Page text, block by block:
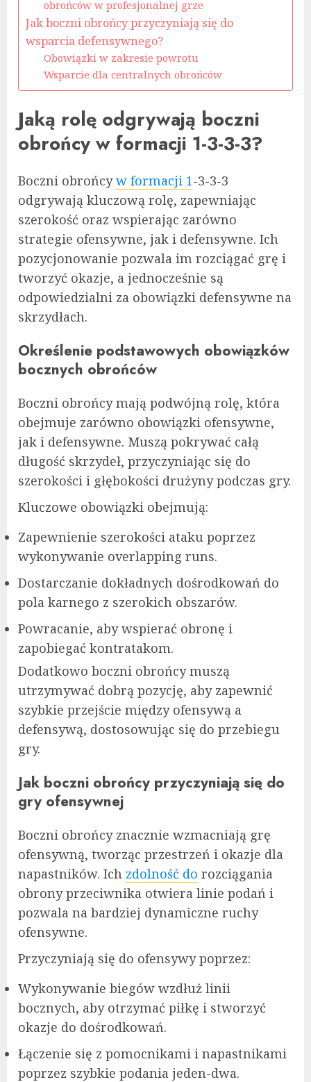
obrońców w profesjonalnej grze
Jak boczni obrońcy przyczyniają się do
wsparcia defensywnego?
Obowiązki w zakresie powrotu
Wsparcie dla centralnych obrońców
Jaką rolę odgrywają boczni
obrońcy w formacji 1-3-3-3?
Boczni obrońcyw formacji 1-3-3-3
odgrywają kluczową rolę, zapewniając
szerokość oraz wspierając zarówno
strategie ofensywne, jak i defensywne. Ich
pozycjonowanie pozwala im rozciągać grę i
tworzyć okazje, a jednocześnie są
odpowiedzialni za obowiązki defensywne na
skrzydłach.
Określenie podstawowych obowiązków
bocznych obrońców
Boczni obrońcy mają podwójną rolę, która
obejmuje zarówno obowiązki ofensywne,
jak i defensywne. Muszą pokrywać całą
długość skrzydeł, przyczyniając się do
szerokości i głębokości drużyny podczas gry.
Kluczowe obowiązki obejmują:
Zapewnienie szerokości ataku poprzez
wykonywanie overlapping runs.
Dostarczanie dokładnych dośrodkowań do
pola karnego z szerokich obszarów.
Powracanie, aby wspierać obronę i
zapobiegać kontratakom.
Dodatkowo boczni obrońcy muszą
utrzymywać dobrą pozycję, aby zapewnić
szybkie przejście między ofensywą a
defensywą, dostosowując się do przebiegu
gry.
Jak boczni obrońcy przyczyniają się do
gry ofensywnej
Boczni obrońcy znacznie wzmacniają grę
ofensywną, tworząc przestrzeń i okazje dla
napastników. Ich zdolność do rozciągania
obrony przeciwnika otwiera linie podań i
pozwala na bardziej dynamiczne ruchy
ofensywne.
Przyczyniają się do ofensywy poprzez:
Wykonywanie biegów wzdłuż linii
bocznych, aby otrzymać piłkę i stworzyć
okazje do dośrodkowań.
Łączenie się z pomocnikami i napastnikami
poprzez szybkie podania jeden-dwa.